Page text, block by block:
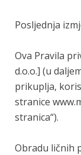
Posljednja
Ova Pravila
d.o.o.] (u
prikuplja,
stranice
stranica“).
Obradu ličnih